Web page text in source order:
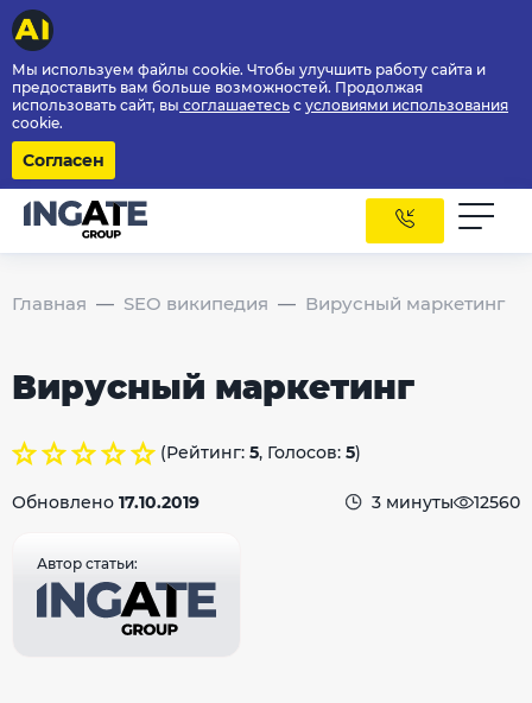
Мы используем файлы cookie. Чтобы улучшить работу сайта и
предоставить вам больше возможностей. Продолжая
использовать сайт, вы соглашаетесь с условиями использования
cookie.
Согласен
Главная SEO википедия Вирусный маркетинг
Вирусный маркетинг
(Рейтинг: 5, Голосов: 5)
Обновлено 17.10.2019 3 минуты 12560
Автор статьи: